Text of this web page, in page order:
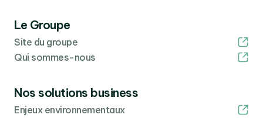
Le Groupe
Site du groupe
Qui sommes-nous
Nos solutions business
Enjeux environnementaux